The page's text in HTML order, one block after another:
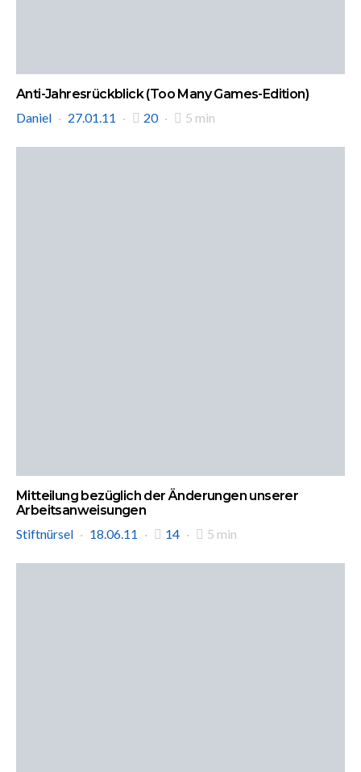
Anti-Jahresrückblick (Too Many Games-Edition)
Daniel
27.01.11 20 5 min
Mitteilung bezüglich der Änderungen unserer
Arbeitsanweisungen
Stiftnürsel
18.06.11 14 5 min